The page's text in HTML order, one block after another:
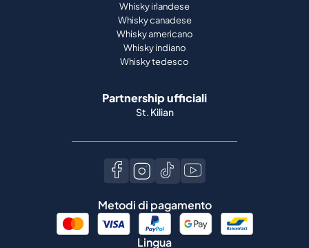
Whisky irlandese
Whisky canadese
Whisky americano
Whisky indiano
Whisky tedesco
Partnership ufficiali
St. Kilian
Metodi di pagamento
Lingua